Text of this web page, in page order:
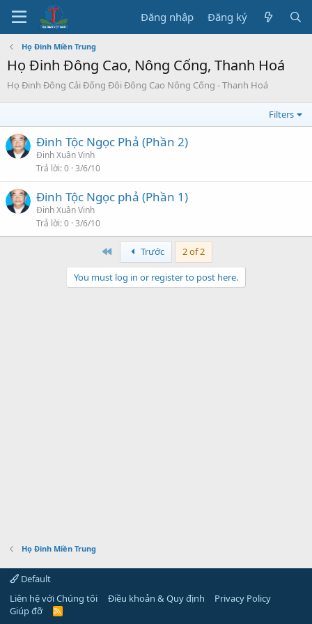
Đăng nhập Đăng ký
Họ Đinh Miền Trung
Họ Đinh Đông Cao, Nông Cống, Thanh Hoá
Họ Đinh Đông Cải Đống Đôi Đông Cao Nông Cống - Thanh Hoá
Filters
Đinh Tộc Ngọc Phả (Phần 2)
Đinh Xuân Vinh
Trả lời 0 3/6/10
Đinh Tộc Ngọc phả (Phần 1)
Đinh Xuân Vinh
Trả lời 0 3/6/10
First Trước 2 of 2
You must log in or register to post here.
Họ Đinh Miền Trung
Default
Liên hệ với Chúng tôi
Điều khoản & Quy định
Privacy Policy
Giúp đỡ
R